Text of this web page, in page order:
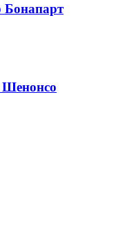
Бонапарт
Шенонсо